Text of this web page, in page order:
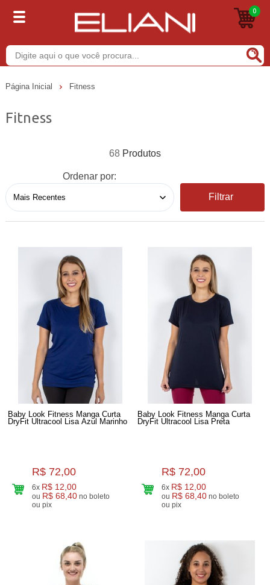
0
Página Inicial Fitness
Fitness
68
Ordenar por:
Filtrar
Baby Look Fitness Manga Curta
DryFit Ultracool Lisa Azul Marinho
R$ 72,00
6x R$ 12,00
ou R$ 68,40 no boleto
ou pix
Baby Look Fitness Manga Curta
DryFit Ultracool Lisa Preta
R$ 72,00
6x R$ 12,00
ou R$ 68,40 no boleto
ou pix